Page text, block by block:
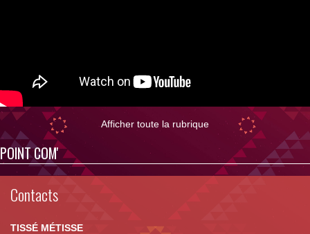
Afficher toute la rubrique
POINT COM'
Contacts
TISSÉ MÉTISSE